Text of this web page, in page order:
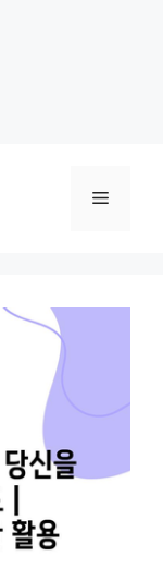
Menu